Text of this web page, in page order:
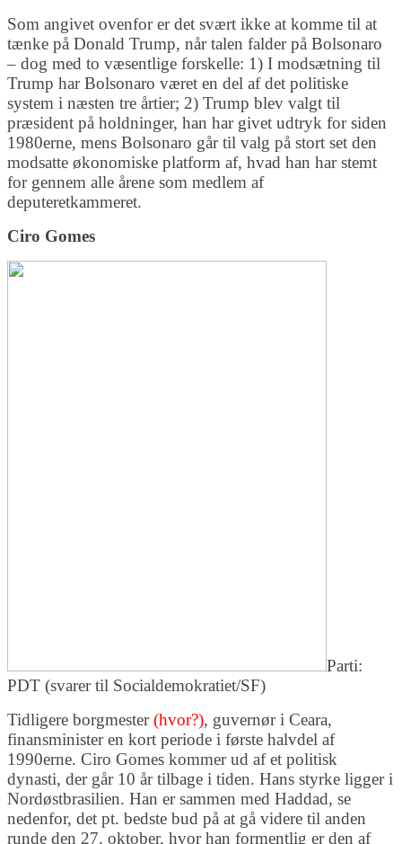
Som angivet ovenfor er det svært ikke at komme til at
tænke på Donald Trump, når talen falder på Bolsonaro
– dog med to væsentlige forskelle: 1) I modsætning til
Trump har Bolsonaro været en del af det politiske
system i næsten tre årtier; 2) Trump blev valgt til
præsident på holdninger, han har givet udtryk for siden
1980erne, mens Bolsonaro går til valg på stort set den
modsatte økonomiske platform af, hvad han har stemt
for gennem alle årene som medlem af
deputeretkammeret.
Ciro Gomes
Parti:
PDT (svarer til Socialdemokratiet/SF)
Tidligere borgmester(hvor?), guvernør i Ceara,
finansminister en kort periode i første halvdel af
1990erne. Ciro Gomes kommer ud af et politisk
dynasti, der går 10 år tilbage i tiden. Hans styrke ligger i
Nordøstbrasilien. Han er sammen med Haddad, se
nedenfor, det pt. bedste bud på at gå videre til anden
runde den 27. oktober, hvor han formentlig er den af